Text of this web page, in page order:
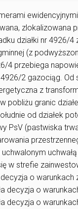
zlokalizowana
działki nr 4926/
(z
4 przebiega
2 gazociąg. Od
z
pobliżu granic
od działek
PsV (pastwiska
w strefie
o warunkach
decyzja o
decyzja o